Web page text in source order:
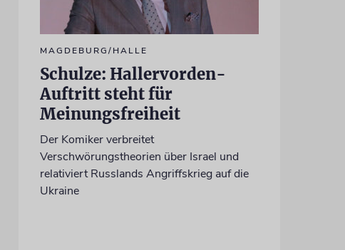
MAGDEBURG/HALLE
Schulze: Hallervorden-
Auftritt steht für
Meinungsfreiheit
Der Komiker verbreitet
Verschwörungstheorien über Israel und
relativiert Russlands Angriffskrieg auf die
Ukraine